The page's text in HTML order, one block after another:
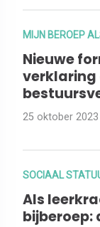
MIJN BEROEP
Nieuwe
verklaring
25 oktober 2023
SOCIAAL
Als
bijberoep: